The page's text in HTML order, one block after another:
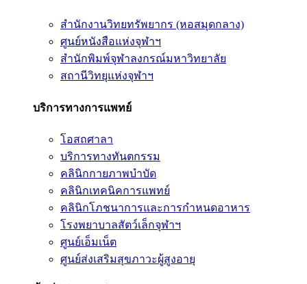
สำนักงานวิทยทรัพยากร (หอสมุดกลาง)
ศูนย์หนังสือแห่งจุฬาฯ
สำนักพิมพ์จุฬาลงกรณ์มหาวิทยาลัย
สถานีวิทยุแห่งจุฬาฯ
บริการทางการแพทย์
โอสถศาลา
บริการทางทันตกรรม
คลินิกกายภาพบำบัด
คลินิกเทคนิคการแพทย์
คลินิกโภชนาการและการกำหนดอาหาร
โรงพยาบาลสัตว์เล็กจุฬาฯ
ศูนย์เอ็มเน็ต
ศูนย์ส่งเสริมสุขภาวะผู้สูงอายุ